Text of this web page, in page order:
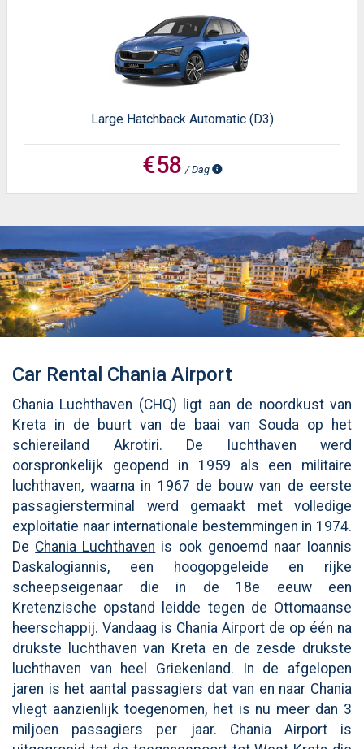
Large Hatchback Automatic (D3)
€58 / Dag
Car Rental Chania Airport
Chania Luchthaven (CHQ) ligt aan de noordkust van
Kreta in de buurt van de baai van Souda op het
schiereiland Akrotiri. De luchthaven werd
oorspronkelijk geopend in 1959 als een militaire
luchthaven, waarna in 1967 de bouw van de eerste
passagiersterminal werd gemaakt met volledige
exploitatie naar internationale bestemmingen in 1974.
De Chania Luchthaven is ook genoemd naar Ioannis
Daskalogiannis, een hoogopgeleide en rijke
scheepseigenaar die in de 18e eeuw een
Kretenzische opstand leidde tegen de Ottomaanse
heerschappij. Vandaag is Chania Airport de op één na
drukste luchthaven van Kreta en de zesde drukste
luchthaven van heel Griekenland. In de afgelopen
jaren is het aantal passagiers dat van en naar Chania
vliegt aanzienlijk toegenomen, het is nu meer dan 3
miljoen passagiers per jaar. Chania Airport is